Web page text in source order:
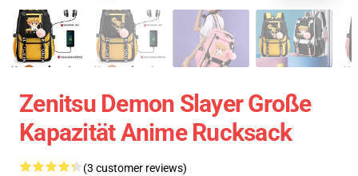
Zenitsu Demon Slayer Große
Kapazität Anime Rucksack
(3 customer reviews)